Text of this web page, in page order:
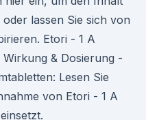
lassen Sie sich von
Etori - 1 A
& Dosierung -
Lesen Sie
von Etori - 1 A